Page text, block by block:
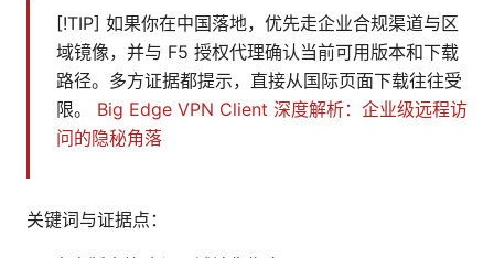
[!TIP] 如果你在中国落地，优先走企业合规渠道与区
域镜像，并与 F5 授权代理确认当前可用版本和下载
路径。多方证据都提示，直接从国际页面下载往往受
限。 Big Edge VPN Client 深度解析：企业级远程访
问的隐秘角落
关键词与证据点：